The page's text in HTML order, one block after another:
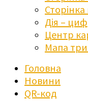
Дія –
Центр
Мапа
Головна
Новини
QR-код